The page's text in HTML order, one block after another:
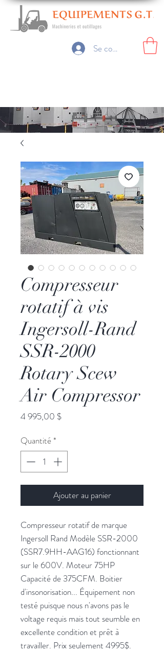
Se connecter
Compresseur
rotatif à vis
Ingersoll-Rand
SSR-2000
Rotary Scew
Air Compressor
4 995,00 $Prix
Quantité*
Ajouter au panier
Compresseur rotatif de marque
Ingersoll Rand Modèle SSR-2000
(SSR7.9HH-AAG16) fonctionnant
sur le 600V. Moteur 75HP
Capacité de 375CFM. Boitier
d'insonorisation... Équipement non
testé puisque nous n'avons pas le
voltage requis mais tout seumble en
excellente condition et prêt à
travailler. Prix seulement 4995$.